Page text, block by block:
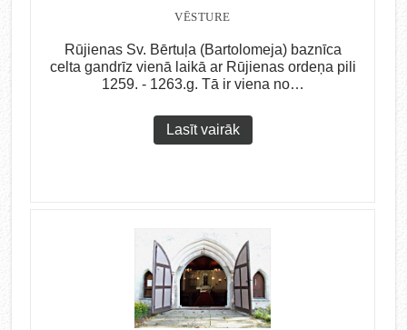
VĒSTURE
Rūjienas Sv. Bērtuļa (Bartolomeja) baznīca
celta gandrīz vienā laikā ar Rūjienas ordeņa pili
1259. - 1263.g. Tā ir viena no…
Lasīt vairāk